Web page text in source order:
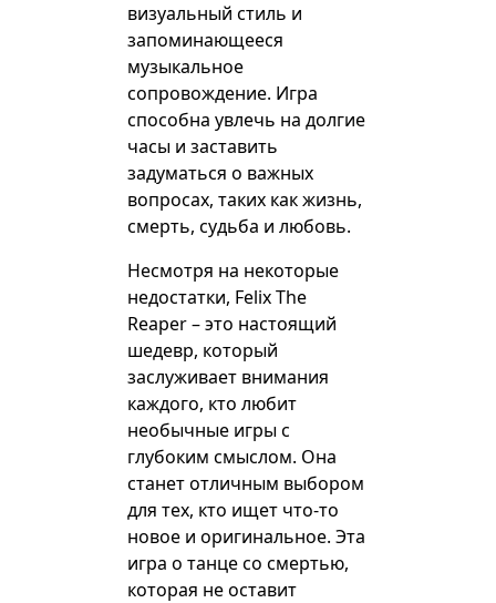
визуальный стиль и
запоминающееся
музыкальное
сопровождение. Игра
способна увлечь на долгие
часы и заставить
задуматься о важных
вопросах, таких как жизнь,
смерть, судьба и любовь.
Несмотря на некоторые
недостатки, Felix The
Reaper – это настоящий
шедевр, который
заслуживает внимания
каждого, кто любит
необычные игры с
глубоким смыслом. Она
станет отличным выбором
для тех, кто ищет что-то
новое и оригинальное. Эта
игра о танце со смертью,
которая не оставит